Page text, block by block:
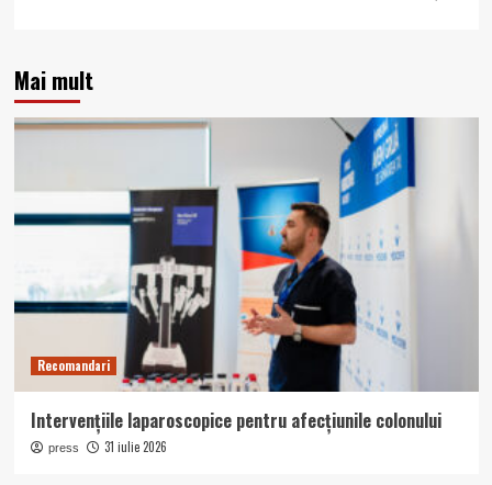
Mai mult
Recomandari
Intervențiile laparoscopice pentru afecțiunile colonului
press 31 iulie 2026